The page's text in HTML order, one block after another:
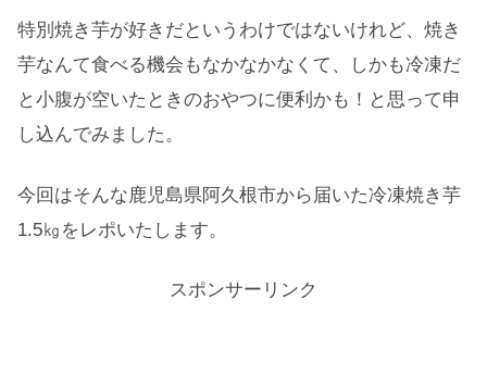
特別焼き芋が好きだというわけではないけれど、焼き
芋なんて食べる機会もなかなかなくて、しかも冷凍だ
と小腹が空いたときのおやつに便利かも！と思って申
し込んでみました。
今回はそんな鹿児島県阿久根市から届いた冷凍焼き芋
1.5㎏をレポいたします。
スポンサーリンク